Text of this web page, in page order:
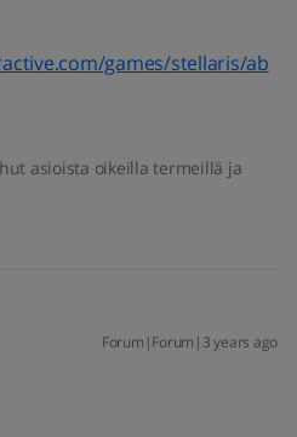
games/stellaris/ab
asioista oikeilla termeillä ja
Forum|Forum|3 years ago